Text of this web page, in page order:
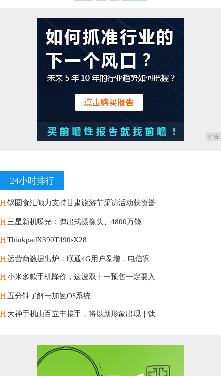
广告
24小时排行
H锅圈食汇倾力支持甘肃旅游节采访活动获赞誉
H三星新机曝光：弹出式摄像头、4800万镜
HThinkpadX390T490sX28
H运营商数据出炉：联通4G用户暴增，电信宽
H小米多款手机降价，这波双十一预售一定要入
H五分钟了解一加氢OS系统
H大神手机由百立丰接手，将以新形象出现｜钛